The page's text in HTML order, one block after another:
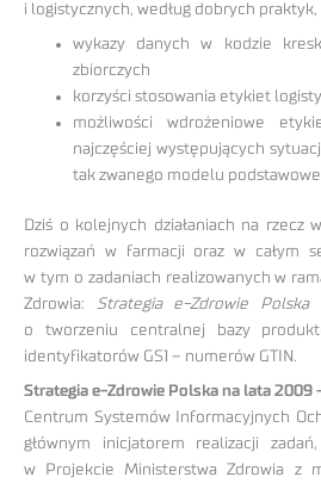
i logistycznych, według dobrych
wykazy danych w kodzie
zbiorczych
korzyści stosowania etykiet
możliwości wdrożeniowe
najczęściej występujących
tak zwanego modelu
Dziś o kolejnych działaniach na rzecz
rozwiązań w farmacji oraz w całym
w tym o zadaniach realizowanych w
Zdrowia: Strategia e-Zdrowie
o tworzeniu centralnej bazy
identyfikatorów GS1 – numerów GTIN.
Strategia e-Zdrowie Polska na lata 2009
Centrum Systemów Informacyjnych
głównym inicjatorem realizacji
w Projekcie Ministerstwa Zdrowia z